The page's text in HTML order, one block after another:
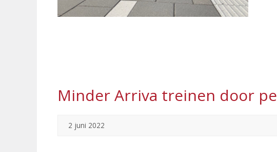
Minder Arriva treinen door
2 juni 2022